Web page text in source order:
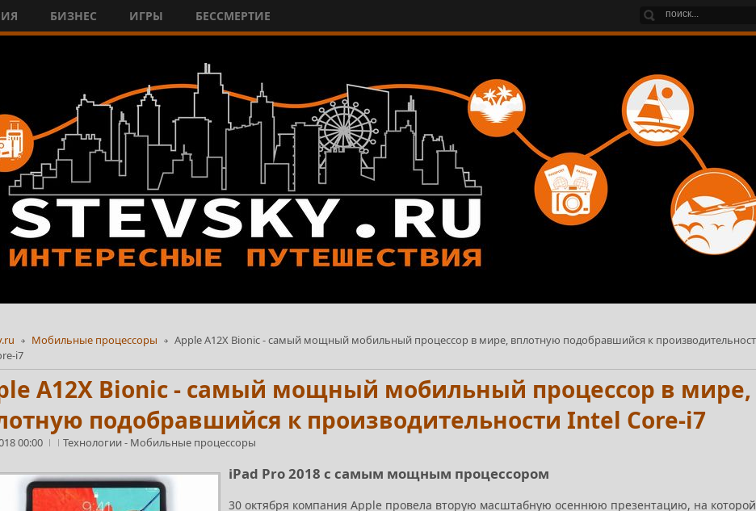
БИЗНЕС ИГРЫ БЕССМЕРТИЕ
Мобильные процессоры
Apple A12X Bionic - самый мощный мобильный процессор в мире, вплотную подобравшийся к
i7
A12X Bionic - самый мощный мобильный процессор в мире,
подобравшийся к производительности Intel Core-i7
00:00 Технологии- Мобильные процессоры
iPad Pro 2018 с самым мощным процессором
30 октября компания Apple провела вторую масштабную осеннюю презентацию, на которой